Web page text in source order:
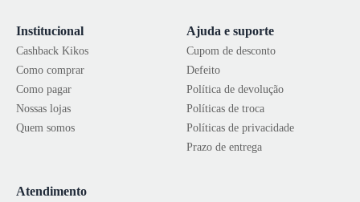
Institucional
Cashback Kikos
Como comprar
Como pagar
Nossas lojas
Quem somos
Ajuda e suporte
Cupom de desconto
Defeito
Política de devolução
Políticas de troca
Políticas de privacidade
Prazo de entrega
Atendimento